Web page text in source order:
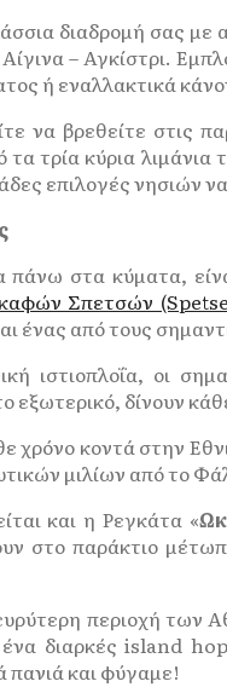
διαδρομή σας
– Αγκίστρι.
ή εναλλακτικά
να βρεθείτε
τρία κύρια
επιλογές νησιών
στα κύματα,
Σπετσών
ένας από τους
ιστιοπλοΐα, οι
εξωτερικό, δίνουν
χρόνο κοντά στην
μιλίων από το
και η Ρεγκάτα «
στο παράκτιο
περιοχή των
διαρκές island
πανιά και φύγαμε!